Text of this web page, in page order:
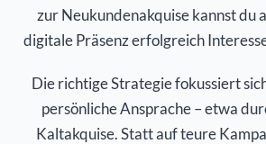
zur Neukundenakquise kannst du
digitale Präsenz erfolgreich
Die richtige Strategie fokussiert
persönliche Ansprache – etwa
Kaltakquise. Statt auf teure